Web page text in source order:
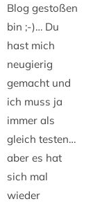
Blog gestoßen
bin ;-)… Du
hast mich
neugierig
gemacht und
ich muss ja
immer als
gleich testen…
aber es hat
sich mal
wieder